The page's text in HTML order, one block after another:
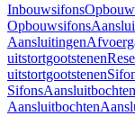
Inbouwsifons
Opbouwsifons
Aansluitingen
uitstortgootstenen
uitstortgootstenen
SifonsAansluitbochten
Aansluitbochten